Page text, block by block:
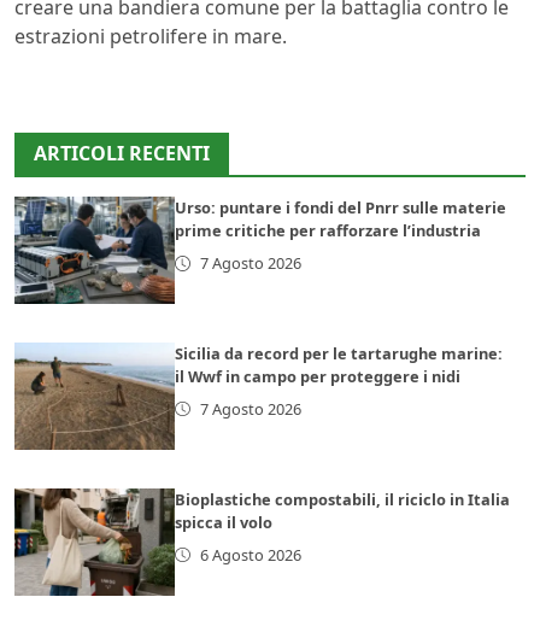
creare una bandiera comune per la battaglia contro le
estrazioni petrolifere in mare.
ARTICOLI RECENTI
Urso: puntare i fondi del Pnrr sulle materie
prime critiche per rafforzare l’industria
7 Agosto 2026
Sicilia da record per le tartarughe marine:
il Wwf in campo per proteggere i nidi
7 Agosto 2026
Bioplastiche compostabili, il riciclo in Italia
spicca il volo
6 Agosto 2026